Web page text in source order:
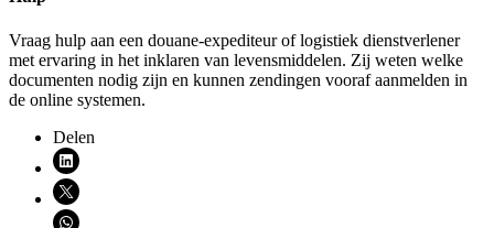
Vraag hulp aan een douane-expediteur of logistiek dienstverlener
met ervaring in het inklaren van levensmiddelen. Zij weten welke
documenten nodig zijn en kunnen zendingen vooraf aanmelden in
de online systemen.
Delen
Deel via LinkedIn (opent nieuw venster)
Deel via X (opent nieuw venster)
Deel via WhatsApp (opent WhatsApp)